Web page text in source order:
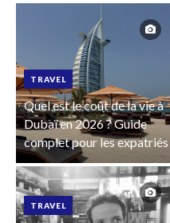
TRAVEL
Quel est le coût de la vie à
Dubaï en 2026 ? Guide
complet pour les expatriés
TRAVEL